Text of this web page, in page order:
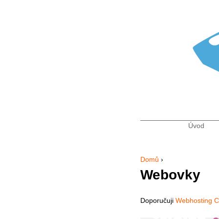
Jste zde
Domů ›
Webovky
Doporučuji Webhosting
Úvod